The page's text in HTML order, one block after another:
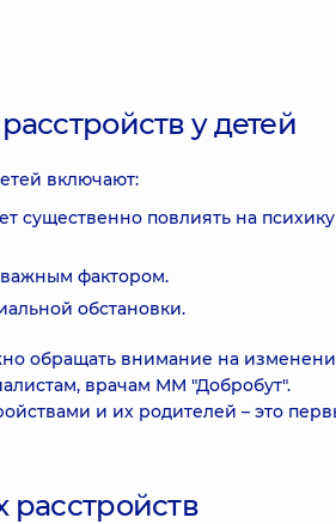
у детей
включают:
существенно повлиять на психику
важным фактором.
обстановки.
обращать внимание на
врачам ММ "Добробут".
и их родителей – это